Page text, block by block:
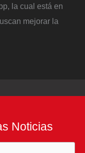
la cual está en
mejorar la
Noticias